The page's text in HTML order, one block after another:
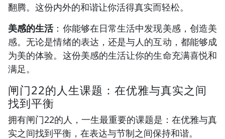
翻腾。这份内外的和谐让你活得真实而轻松。
美感的生活：你能够在日常生活中发现美感，创造美
感。无论是情绪的表达，还是与人的互动，都能够成
为美的体验。这份美感的生活让你的生命充满喜悦和
满足。
闸门22的人生课题：在优雅与真实之间
找到平衡
拥有闸门22的人，一生最重要的课题是：在优雅与真
实之间找到平衡，在表达与节制之间保持和谐。